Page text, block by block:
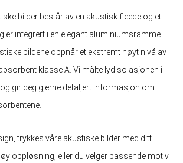
bilder består av en akustisk fleece og et
er integrert i en elegant aluminiumsramme.
bildene oppnår et ekstremt høyt nivå av
klasse A. Vi målte lydisolasjonen i
gir deg gjerne detaljert informasjon om
trykkes våre akustiske bilder med ditt
oppløsning, eller du velger passende motiv